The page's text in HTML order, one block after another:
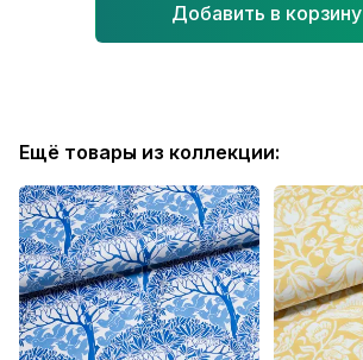
Добавить в корзину
Ещё товары из коллекции: